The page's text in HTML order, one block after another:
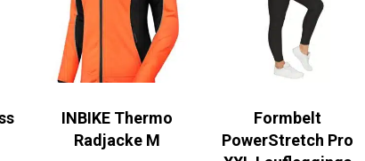
INBIKE Thermo
Radjacke M
Formbelt
PowerStretch Pro